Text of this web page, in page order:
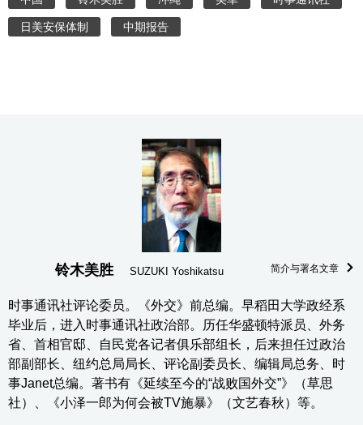
日美安保体制 中期报告
铃木美胜 SUZUKI Yoshikatsu 简介与署名文章
时事通讯社评论委员。《外交》前总编。早稻田大学政经系
毕业后，进入时事通讯社政治部。历任华盛顿特派员、外务
省、首相官邸、自民党各记者俱乐部组长，后来担任过政治
部副部长、纽约总局局长、评论副委员长、编辑局总务、时
事Janet总编。著书有《延续至今的“战败国外交”》（草思
社）、《小泽一郎为何会被TV施暴》（文艺春秋）等。